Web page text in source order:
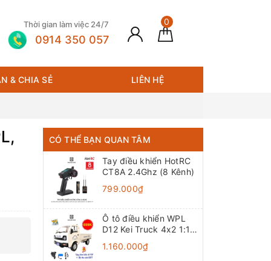
0
Thời gian làm việc 24/7
0914 350 057
& CHIA SẺ LIÊN HỆ
CÓ THỂ BẠN QUAN TÂM
Tay điều khiển HotRC
CT8A 2.4Ghz (8 Kênh)
799.000₫
Ô tô điều khiển WPL
D12 Kei Truck 4x2 1:10
TEM CHỮ]
1.160.000₫